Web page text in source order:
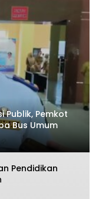
Publik, Pemkot
Bus Umum
Pendidikan